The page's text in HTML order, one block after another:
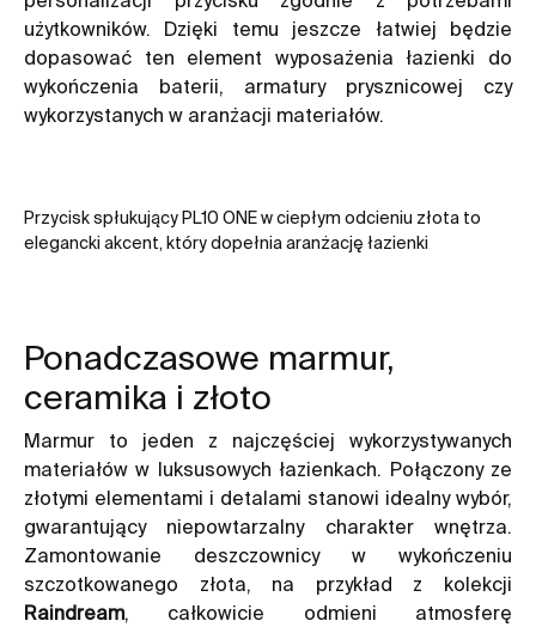
użytkowników. Dzięki temu jeszcze łatwiej będzie
dopasować ten element wyposażenia łazienki do
wykończenia baterii, armatury prysznicowej czy
wykorzystanych w aranżacji materiałów.
Przycisk spłukujący PL10 ONE w ciepłym odcieniu złota to
elegancki akcent, który dopełnia aranżację łazienki
Ponadczasowe marmur,
ceramika i złoto
Marmur to jeden z najczęściej wykorzystywanych
materiałów w luksusowych łazienkach. Połączony ze
złotymi elementami i detalami stanowi idealny wybór,
gwarantujący niepowtarzalny charakter wnętrza.
Zamontowanie deszczownicy w wykończeniu
szczotkowanego złota, na przykład z kolekcji
Raindream, całkowicie odmieni atmosferę